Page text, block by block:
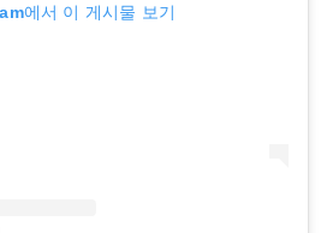
에서 이 게시물 보기